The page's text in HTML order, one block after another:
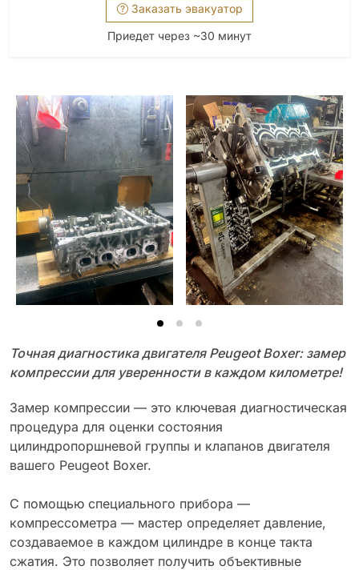
Заказать эвакуатор
Приедет через ~30 минут
Точная диагностика двигателя Peugeot Boxer: замер
компрессии для уверенности в каждом километре!
Замер компрессии — это ключевая диагностическая
процедура для оценки состояния
цилиндропоршневой группы и клапанов двигателя
вашего Peugeot Boxer.
С помощью специального прибора —
компрессометра — мастер определяет давление,
создаваемое в каждом цилиндре в конце такта
сжатия. Это позволяет получить объективные